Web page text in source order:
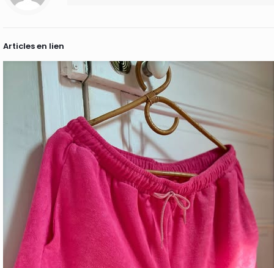
Articles en lien